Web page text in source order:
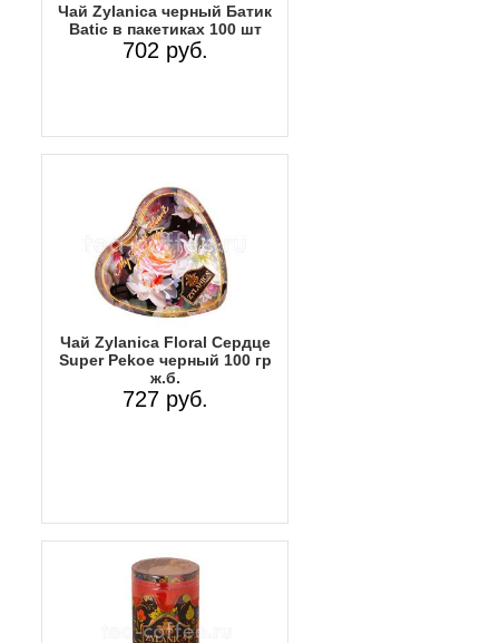
Чай Zylanica черный Батик
Batic в пакетиках 100 шт
702 руб.
Чай Zylanica Floral Сердце
Super Pekoe черный 100 гр
ж.б.
727 руб.